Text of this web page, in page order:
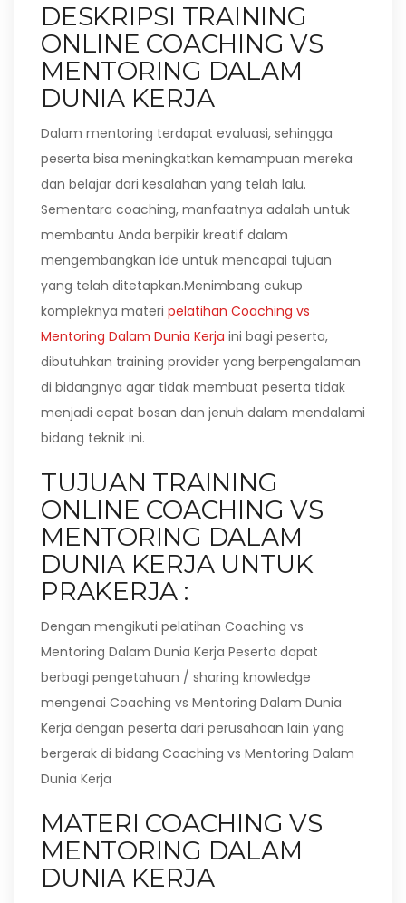
DESKRIPSI TRAINING
ONLINE COACHING VS
MENTORING DALAM
DUNIA KERJA
Dalam mentoring terdapat evaluasi, sehingga
peserta bisa meningkatkan kemampuan mereka
dan belajar dari kesalahan yang telah lalu.
Sementara coaching, manfaatnya adalah untuk
membantu Anda berpikir kreatif dalam
mengembangkan ide untuk mencapai tujuan
yang telah ditetapkan.Menimbang cukup
kompleknya materi pelatihan Coaching vs
Mentoring Dalam Dunia Kerja ini bagi peserta,
dibutuhkan training provider yang berpengalaman
di bidangnya agar tidak membuat peserta tidak
menjadi cepat bosan dan jenuh dalam mendalami
bidang teknik ini.
TUJUAN TRAINING
ONLINE COACHING VS
MENTORING DALAM
DUNIA KERJA UNTUK
PRAKERJA :
Dengan mengikuti pelatihan Coaching vs
Mentoring Dalam Dunia Kerja Peserta dapat
berbagi pengetahuan / sharing knowledge
mengenai Coaching vs Mentoring Dalam Dunia
Kerja dengan peserta dari perusahaan lain yang
bergerak di bidang Coaching vs Mentoring Dalam
Dunia Kerja
MATERI COACHING VS
MENTORING DALAM
DUNIA KERJA